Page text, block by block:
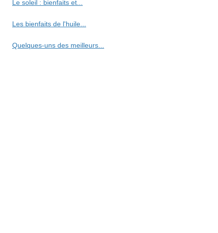
Le soleil : bienfaits et...
Les bienfaits de l'huile...
Quelques-uns des meilleurs...